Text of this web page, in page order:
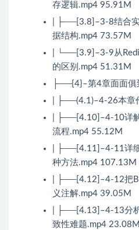
存逻辑.mp4 95.91M
| ├──[3.8]–3-8结合
据结构.mp4 73.57M
| └──[3.9]–3-9从
的区别.mp4 51.31M
├──{4}–第4章面面俱
| ├──(4.1)–4-26本章
| ├──[4.10]–4-10详
流程.mp4 55.12M
| ├──[4.11]–4-11详
种方法.mp4 107.13M
| ├──[4.12]–4-12把
义注解.mp4 39.05M
| ├──[4.13]–4-13分
致性难题.mp4 23.08M